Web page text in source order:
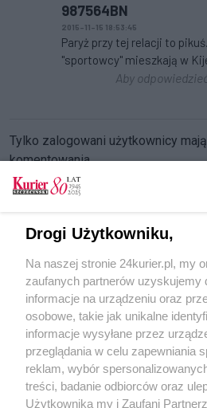
987564BN
2015-11-15 18:53:45
Paryż przy tej relacji to
"sportowcy" mieszkają w
Aby
Tylko zalogowani użytkownicy
komentowania
Zaloguj sięZarejestruj
CZYTAJ TAKŻE
Chcą dyskontu w Kijewie
POGODA
22℃
Drogi Użytkowniku,
Na naszej stronie 24kurier.pl, my
zaufanych partnerów uzyskujemy
informacje na urządzeniu oraz
osobowe, takie jak unikalne
informacje wysyłane przez
przeglądania w celu zapewniania
reklam, wybór
treści, badanie odbiorców oraz
Użytkownika my i Zaufani